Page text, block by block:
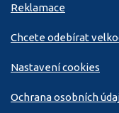
Reklamace
Chcete odebírat
Nastavení cookies
Ochrana osobních